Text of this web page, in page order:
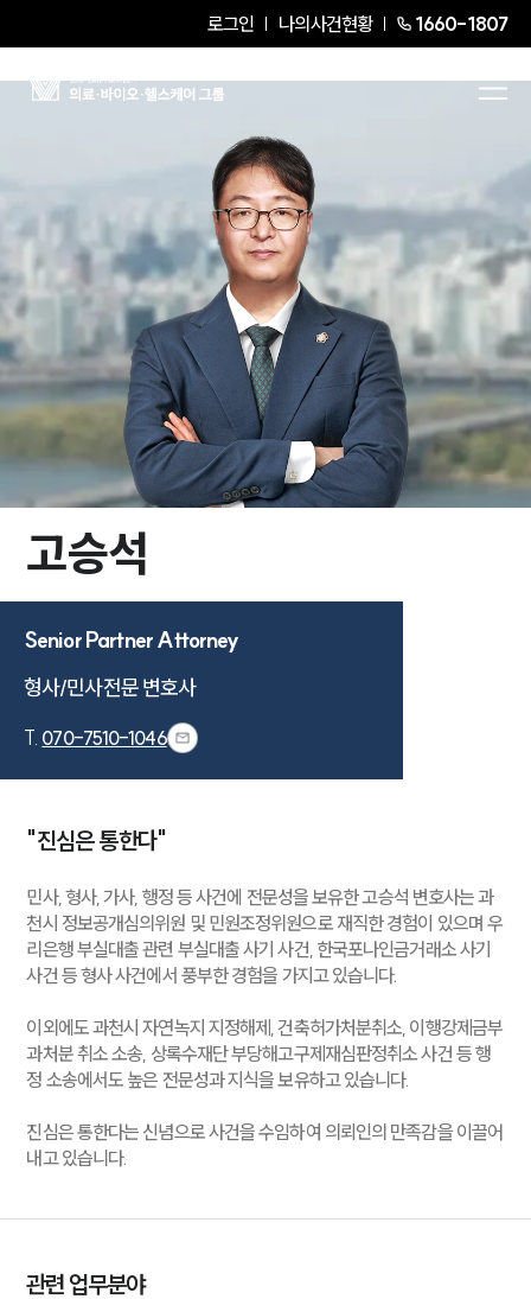
로그인 나의사건현황 1660-1807
고승석Senior Partner Attorney
고승석
Senior Partner Attorney
형사/민사전문 변호사
T. 070-7510-1046
"진심은 통한다"
민사, 형사, 가사, 행정 등 사건에 전문성을 보유한 고승석 변호사는 과
천시 정보공개심의위원 및 민원조정위원으로 재직한 경험이 있으며 우
리은행 부실대출 관련 부실대출 사기 사건, 한국포나인금거래소 사기
사건 등 형사 사건에서 풍부한 경험을 가지고 있습니다.
이외에도 과천시 자연녹지 지정해제, 건축허가처분취소, 이행강제금부
과처분 취소 소송, 상록수재단 부당해고구제재심판정취소 사건 등 행
정 소송에서도 높은 전문성과 지식을 보유하고 있습니다.
진심은 통한다는 신념으로 사건을 수임하여 의뢰인의 만족감을 이끌어
내고 있습니다.
관련 업무분야